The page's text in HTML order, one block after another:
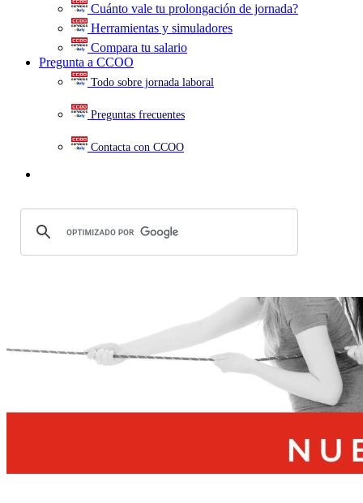
Cuánto vale tu prolongación de jornada?
Herramientas y simuladores
Compara tu salario
Pregunta a CCOO
Todo sobre jornada laboral
Preguntas frecuentes
Contacta con CCOO